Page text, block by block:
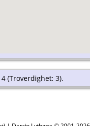
(Troverdighet: 3).